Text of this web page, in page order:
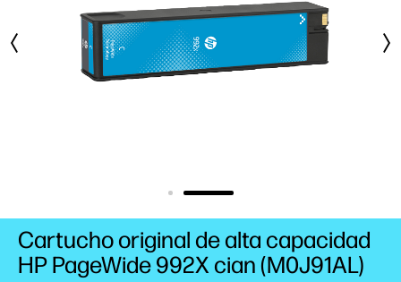
Cartucho original de alta capacidad
HP PageWide 992X cian (M0J91AL)